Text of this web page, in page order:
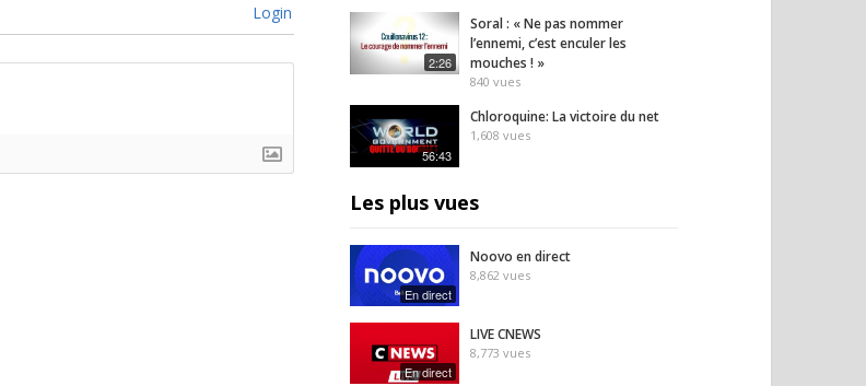
Login
2:26
Soral : « Ne pas nommer
l’ennemi, c’est enculer les
mouches ! »
840 vues
56:43
Chloroquine: La victoire du net
1,608 vues
Les plus vues
En direct
Noovo en direct
8,862 vues
En direct
LIVE CNEWS
8,773 vues